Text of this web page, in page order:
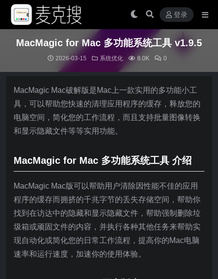
登录
MacMagic for Mac 多功能系统工具 v1.9.5
2026-03-15 系统优化 8.0K 0
MacMagic Mac破解版是Mac上一款实用的多功能小工
具，可以帮助您快速的清理应用程序的缓存，释放您的
电脑空间，简化您的工作流程，而且支持批量图像转换
和显示隐藏文件等等实用功能。
MacMagic for Mac 多功能系统工具 介绍
MacMagic Mac版可以帮助用户清除因性能不佳的应用
程序的缓存而拥挤的千兆字节的丢失存储空间，帮助你
找到在访达中的隐藏和显示隐藏文件，帮助强制删除垃
圾箱或顽固文件的内容，并执行各种其他任务来帮助实
现自动化或简化您的日常工作流程，提高你的Mac电脑
速率和运行速度，加速你的使用体验。